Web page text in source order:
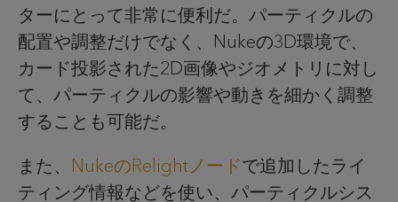
ターにとって非常に便利だ。パーティクルの
配置や調整だけでなく、Nukeの3D環境で、
カード投影された2D画像やジオメトリに対し
て、パーティクルの影響や動きを細かく調整
することも可能だ。
また、 NukeのRelightノードで追加したライ
ティング情報などを使い、パーティクルシス